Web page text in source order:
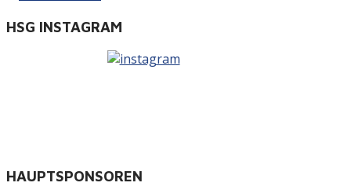
HSG INSTAGRAM
HAUPTSPONSOREN